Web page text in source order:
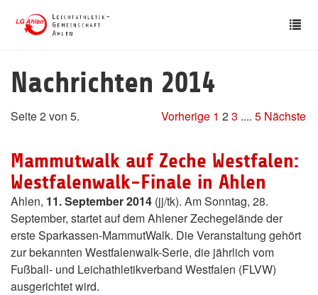
Nachrichten 2014
Seite 2 von 5. Vorherige 1 23 .... 5 Nächste
Mammutwalk auf Zeche Westfalen:
Westfalenwalk-Finale in Ahlen
Ahlen, 11. September 2014 (jj/tk). Am Sonntag, 28.
September, startet auf dem Ahlener Zechegelände der
erste Sparkassen-MammutWalk. Die Veranstaltung gehört
zur bekannten Westfalenwalk-Serie, die jährlich vom
Fußball- und Leichathletikverband Westfalen (FLVW)
ausgerichtet wird.